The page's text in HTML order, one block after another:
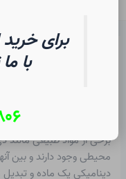
چرخه مواد
Christopher J. Ziegler
برخی از مواد طبیعی
محیطی وجود دارند و بین
دینامیکی یک ماده و
برای
با